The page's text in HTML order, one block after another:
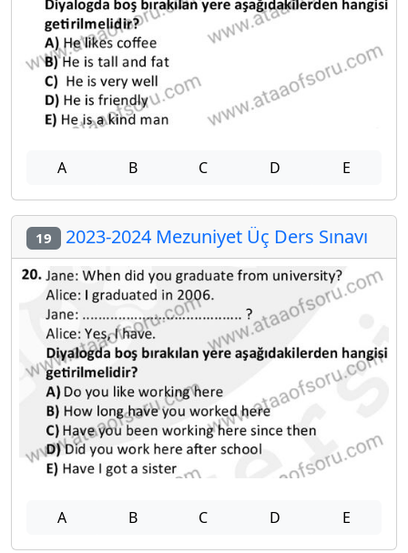
A B C D E
19 2023-2024 Mezuniyet Üç Ders Sınavı
A B C D E